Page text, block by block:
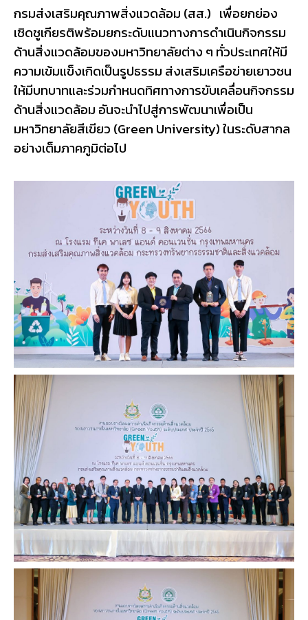
กรมส่งเสริมคุณภาพสิ่งแวดล้อม (สส.) เพื่อยกย่อง
เชิดชูเกียรติพร้อมยกระดับแนวทางการดำเนินกิจกรรม
ด้านสิ่งแวดล้อมของมหาวิทยาลัยต่าง ๆ ทั่วประเทศให้มี
ความเข้มแข็งเกิดเป็นรูปธรรม ส่งเสริมเครือข่ายเยาวชน
ให้มีบทบาทและร่วมกำหนดทิศทางการขับเคลื่อนกิจกรรม
ด้านสิ่งแวดล้อม อันจะนำไปสู่การพัฒนาเพื่อเป็น
มหาวิทยาลัยสีเขียว (Green University) ในระดับสากล
อย่างเต็มภาคภูมิต่อไป